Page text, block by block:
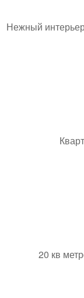
Нежный
20 кв